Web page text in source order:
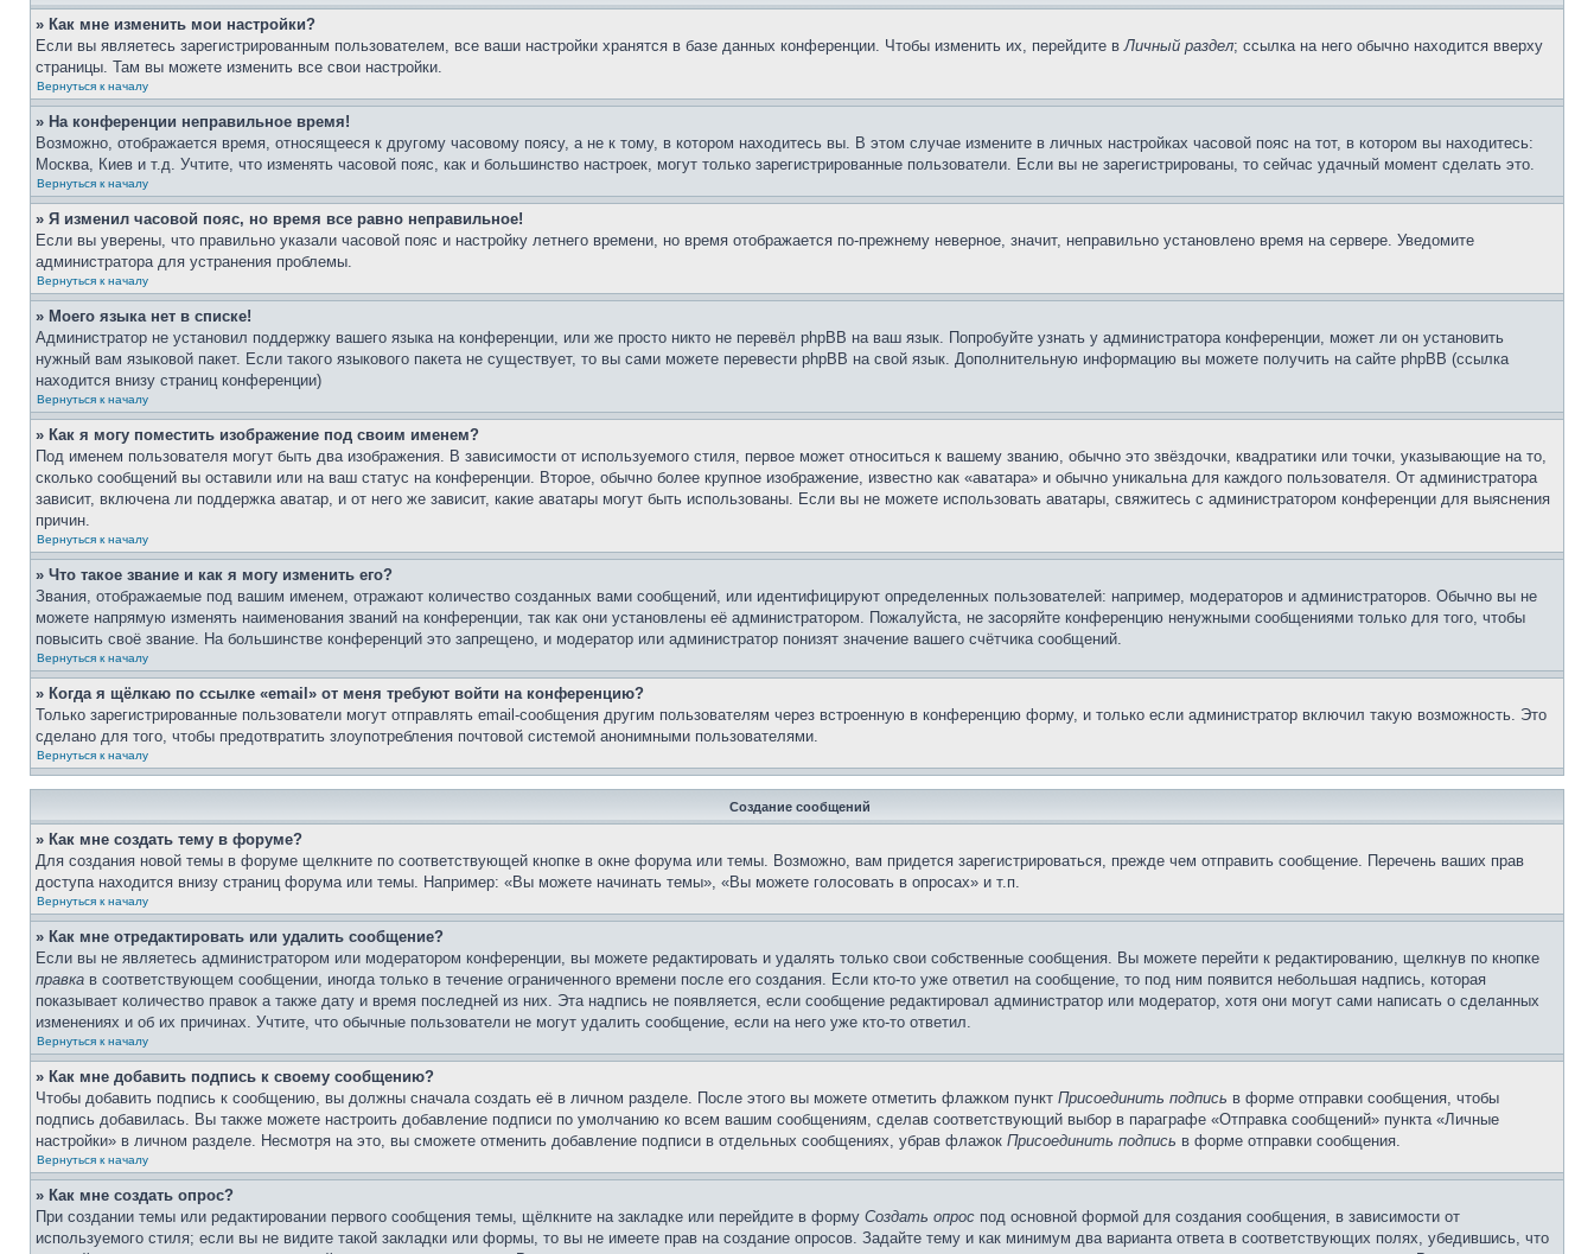
» Как мне изменить мои настройки?
Если вы являетесь зарегистрированным пользователем, все ваши настройки хранятся в базе данных конференции. Чтобы изменить их, перейдите вЛичный раздел; ссылка на него обычно находится вверху
страницы. Там вы можете изменить все свои настройки.
Вернуться к началу
» На конференции неправильное время!
Возможно, отображается время, относящееся к другому часовому поясу, а не к тому, в котором находитесь вы. В этом случае измените в личных настройках часовой пояс на тот, в котором вы находитесь:
Москва, Киев и т.д. Учтите, что изменять часовой пояс, как и большинство настроек, могут только зарегистрированные пользователи. Если вы не зарегистрированы, то сейчас удачный момент сделать это.
Вернуться к началу
» Я изменил часовой пояс, но время все равно неправильное!
Если вы уверены, что правильно указали часовой пояс и настройку летнего времени, но время отображается по-прежнему неверное, значит, неправильно установлено время на сервере. Уведомите
администратора для устранения проблемы.
Вернуться к началу
» Моего языка нет в списке!
Администратор не установил поддержку вашего языка на конференции, или же просто никто не перевёл phpBB на ваш язык. Попробуйте узнать у администратора конференции, может ли он установить
нужный вам языковой пакет. Если такого языкового пакета не существует, то вы сами можете перевести phpBB на свой язык. Дополнительную информацию вы можете получить на сайте phpBB (ссылка
находится внизу страниц конференции)
Вернуться к началу
» Как я могу поместить изображение под своим именем?
Под именем пользователя могут быть два изображения. В зависимости от используемого стиля, первое может относиться к вашему званию, обычно это звёздочки, квадратики или точки, указывающие на то,
сколько сообщений вы оставили или на ваш статус на конференции. Второе, обычно более крупное изображение, известно как «аватара» и обычно уникальна для каждого пользователя. От администратора
зависит, включена ли поддержка аватар, и от него же зависит, какие аватары могут быть использованы. Если вы не можете использовать аватары, свяжитесь с администратором конференции для выяснения
причин.
Вернуться к началу
» Что такое звание и как я могу изменить его?
Звания, отображаемые под вашим именем, отражают количество созданных вами сообщений, или идентифицируют определенных пользователей: например, модераторов и администраторов. Обычно вы не
можете напрямую изменять наименования званий на конференции, так как они установлены её администратором. Пожалуйста, не засоряйте конференцию ненужными сообщениями только для того, чтобы
повысить своё звание. На большинстве конференций это запрещено, и модератор или администратор понизят значение вашего счётчика сообщений.
Вернуться к началу
» Когда я щёлкаю по ссылке «email» от меня требуют войти на конференцию?
Только зарегистрированные пользователи могут отправлять email-сообщения другим пользователям через встроенную в конференцию форму, и только если администратор включил такую возможность. Это
сделано для того, чтобы предотвратить злоупотребления почтовой системой анонимными пользователями.
Вернуться к началу
Создание сообщений
» Как мне создать тему в форуме?
Для создания новой темы в форуме щелкните по соответствующей кнопке в окне форума или темы. Возможно, вам придется зарегистрироваться, прежде чем отправить сообщение. Перечень ваших прав
доступа находится внизу страниц форума или темы. Например: «Вы можете начинать темы», «Вы можете голосовать в опросах» и т.п.
Вернуться к началу
» Как мне отредактировать или удалить сообщение?
Если вы не являетесь администратором или модератором конференции, вы можете редактировать и удалять только свои собственные сообщения. Вы можете перейти к редактированию, щелкнув по кнопке
правка в соответствующем сообщении, иногда только в течение ограниченного времени после его создания. Если кто-то уже ответил на сообщение, то под ним появится небольшая надпись, которая
показывает количество правок а также дату и время последней из них. Эта надпись не появляется, если сообщение редактировал администратор или модератор, хотя они могут сами написать о сделанных
изменениях и об их причинах. Учтите, что обычные пользователи не могут удалить сообщение, если на него уже кто-то ответил.
Вернуться к началу
» Как мне добавить подпись к своему сообщению?
Чтобы добавить подпись к сообщению, вы должны сначала создать её в личном разделе. После этого вы можете отметить флажком пункт Присоединить подпись в форме отправки сообщения, чтобы
подпись добавилась. Вы также можете настроить добавление подписи по умолчанию ко всем вашим сообщениям, сделав соответствующий выбор в параграфе «Отправка сообщений» пункта «Личные
настройки» в личном разделе. Несмотря на это, вы сможете отменить добавление подписи в отдельных сообщениях, убрав флажок Присоединить подпись в форме отправки сообщения.
Вернуться к началу
» Как мне создать опрос?
При создании темы или редактировании первого сообщения темы, щёлкните на закладке или перейдите в форму Создать опрос под основной формой для создания сообщения, в зависимости от
используемого стиля; если вы не видите такой закладки или формы, то вы не имеете прав на создание опросов. Задайте тему и как минимум два варианта ответа в соответствующих полях, убедившись, что